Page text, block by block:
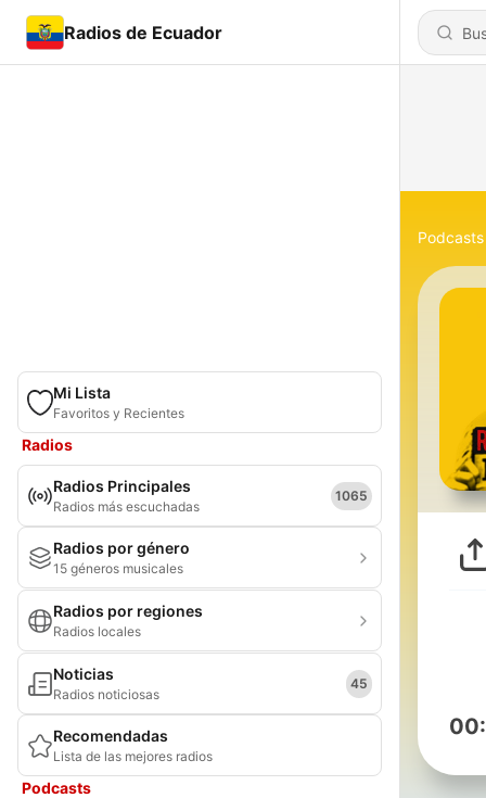
Radios de Ecuador
Mi Lista
Favoritos y Recientes
Radios
Radios Principales
Radios más escuchadas
1065
Radios por género
15 géneros musicales
Radios por regiones
Radios locales
Noticias
Radios noticiosas
45
Recomendadas
Lista de las mejores radios
Podcasts
Podcasts